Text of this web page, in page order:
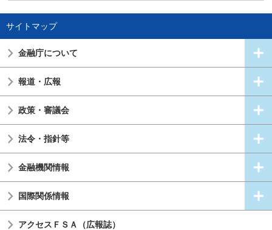
サイトマップ
金融庁について
報道・広報
政策・審議会
法令・指針等
金融機関情報
国際関係情報
アクセスＦＳＡ（広報誌）